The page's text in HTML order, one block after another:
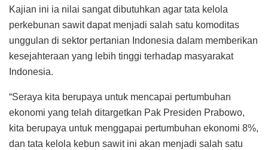
Kajian ini ia nilai sangat dibutuhkan agar tata kelola
perkebunan sawit dapat menjadi salah satu komoditas
unggulan di sektor pertanian Indonesia dalam memberikan
kesejahteraan yang lebih tinggi terhadap masyarakat
Indonesia.
“Seraya kita berupaya untuk mencapai pertumbuhan
ekonomi yang telah ditargetkan Pak Presiden Prabowo,
kita berupaya untuk menggapai pertumbuhan ekonomi 8%,
dan tata kelola kebun sawit ini akan menjadi salah satu